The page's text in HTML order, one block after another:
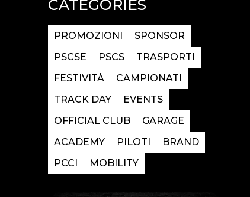
CATEGORIES
PROMOZIONI
SPONSOR
PSCSE
PSCS
TRASPORTI
FESTIVITÀ
CAMPIONATI
TRACK DAY
EVENTS
OFFICIAL CLUB
GARAGE
ACADEMY
PILOTI
BRAND
PCCI
MOBILITY